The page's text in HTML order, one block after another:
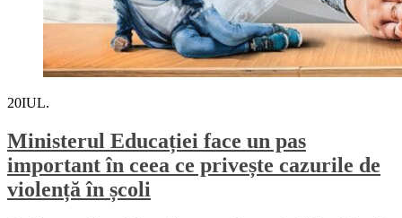
20IUL.
Ministerul Educației face un pas
important în ceea ce privește cazurile de
violență în școli